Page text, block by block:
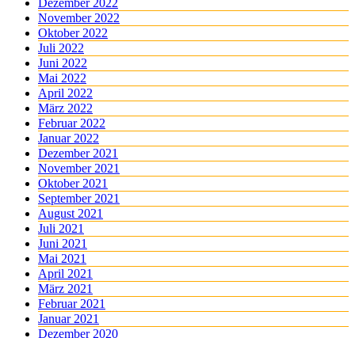
Dezember 2022
November 2022
Oktober 2022
Juli 2022
Juni 2022
Mai 2022
April 2022
März 2022
Februar 2022
Januar 2022
Dezember 2021
November 2021
Oktober 2021
September 2021
August 2021
Juli 2021
Juni 2021
Mai 2021
April 2021
März 2021
Februar 2021
Januar 2021
Dezember 2020